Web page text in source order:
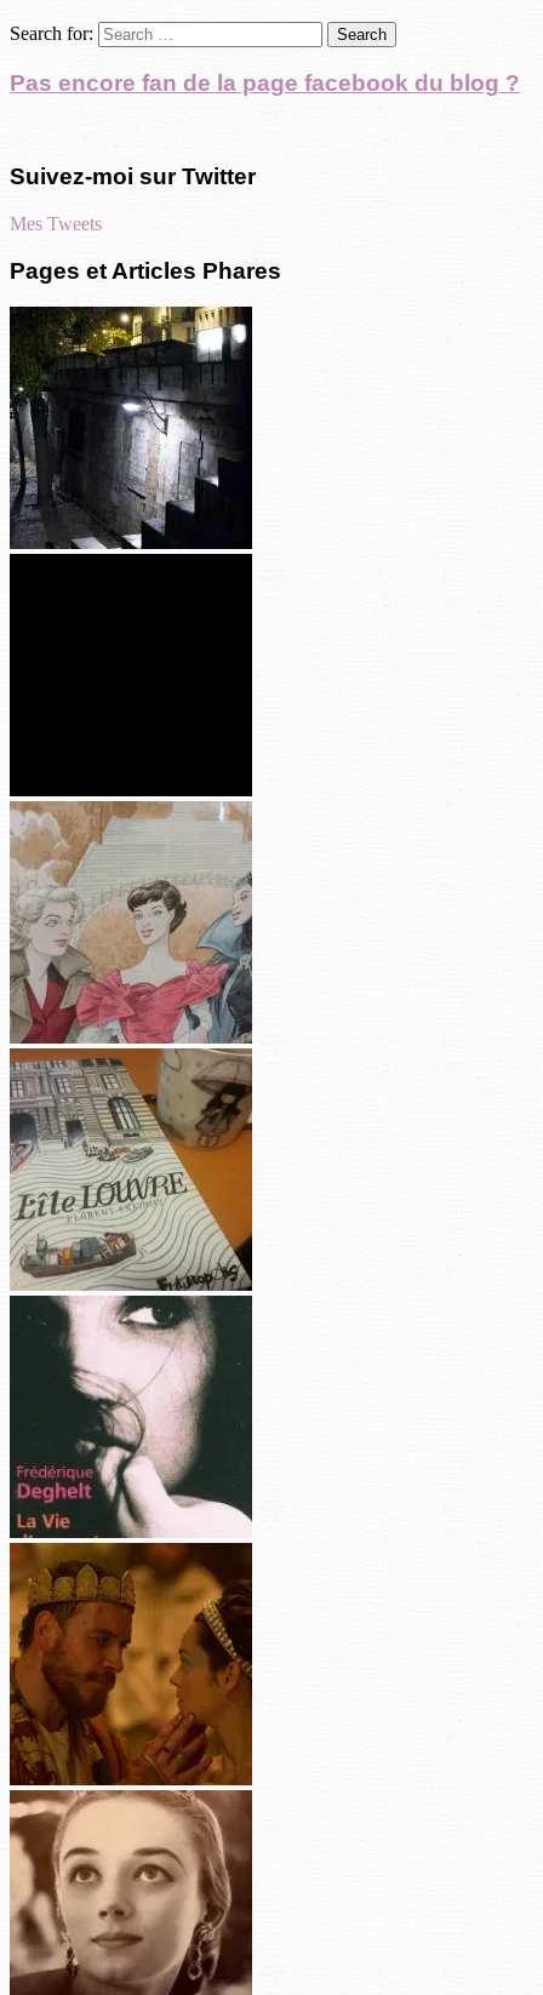
Search for:
Pas encore fan de la page facebook du blog ?
Suivez-moi sur Twitter
Mes Tweets
Pages et Articles Phares